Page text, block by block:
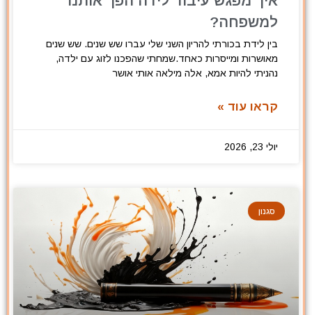
למשפחה?
בין לידת בכורתי להריון השני שלי עברו שש שנים. שש שנים
מאושרות ומייסרות כאחד.שמחתי שהפכנו לזוג עם ילדה,
נהניתי להיות אמא, אלה מילאה אותי אושר
קראו עוד »
יולי 23, 2026
סגנון